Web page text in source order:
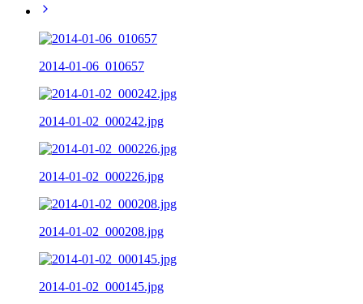
2014-01-06_010657
2014-01-02_000242.jpg
2014-01-02_000226.jpg
2014-01-02_000208.jpg
2014-01-02_000145.jpg